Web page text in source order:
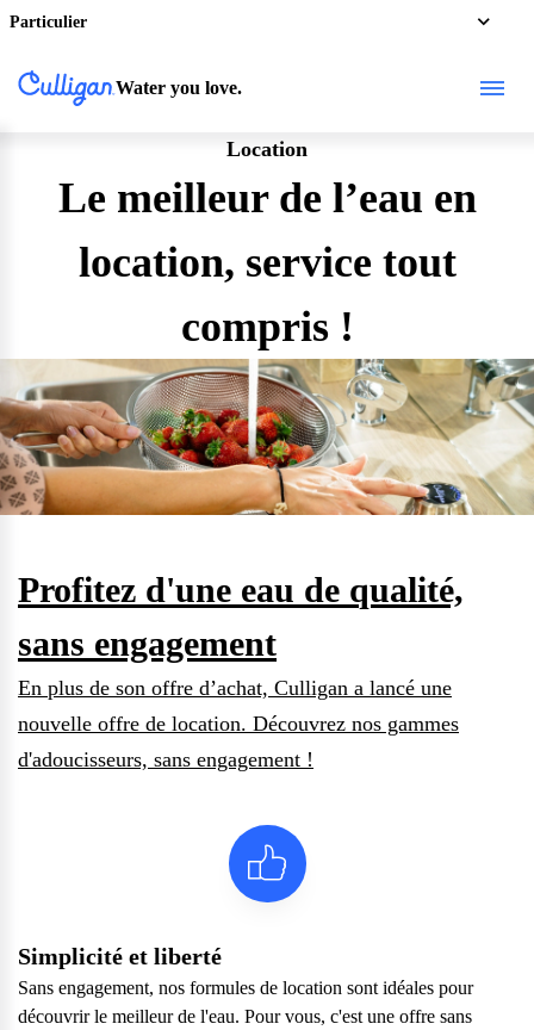
Particulier
Water you love.
Location
Le meilleur de l’eau en
location, service tout
compris !
Profitez d'une eau de qualité,
sans engagement
En plus de son offre d’achat, Culligan a lancé une
nouvelle offre de location. Découvrez nos gammes
d'adoucisseurs, sans engagement !
Simplicité et liberté
Sans engagement, nos formules de location sont idéales pour
découvrir le meilleur de l'eau. Pour vous, c'est une offre sans
Questions fréquentes